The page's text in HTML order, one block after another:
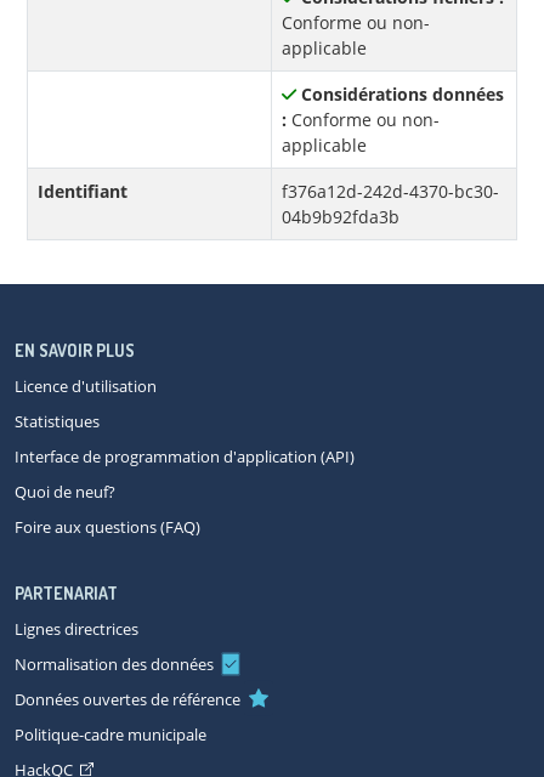
Conforme ou non-
applicable
Considérations données
: Conforme ou non-
applicable
Identifiant
f376a12d-242d-4370-bc30-
04b9b92fda3b
EN SAVOIR PLUS
Licence d'utilisation
Statistiques
Interface de programmation d'application (API)
Quoi de neuf?
Foire aux questions (FAQ)
PARTENARIAT
Lignes directrices
Normalisation des données
Données ouvertes de référence
Politique-cadre municipale
HackQC